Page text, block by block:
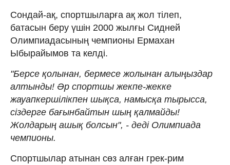
Сондай-ақ, спортшыларға ақ жол тілеп,
батасын беру үшін 2000 жылғы Сидней
Олимпиадасының чемпионы Ермахан
Ыбырайымов та келді.
"Берсе қолынан, бермесе жолынан алыңыздар
алтынды! Әр спортшы жекпе-жекке
жауапкершілікпен шықса, намысқа тырысса,
сіздерге бағынбайтын шың қалмайды!
Жолдарың ашық болсын", - деді Олимпиада
чемпионы.
Спортшылар атынан сөз алған грек-рим